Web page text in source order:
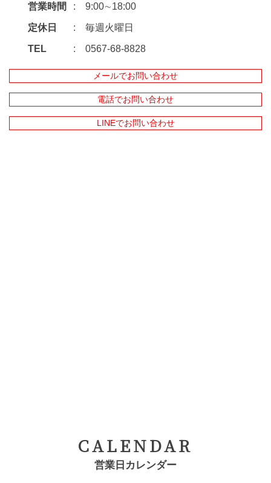
営業時間 9:00∼18:00
定休日 毎週火曜日
TEL 0567-68-8828
メールでお問い合わせ
電話でお問い合わせ
LINEでお問い合わせ
CALENDAR
営業日カレンダー